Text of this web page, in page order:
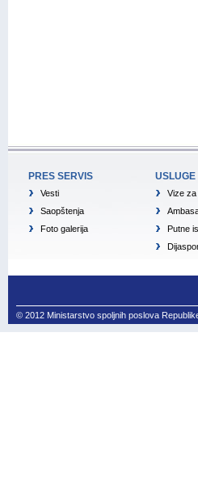
PRES SERVIS
Vesti
Saopštenja
Foto galerija
USLUGE
Vize
Putne
© 2012 Ministarstvo spoljnih poslova